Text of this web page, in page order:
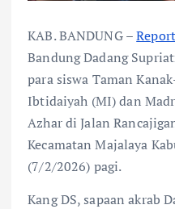
KAB. BANDUNG –
Bandung Dadang
para siswa Taman
Ibtidaiyah (MI) dan
Azhar di Jalan
Kecamatan Majalaya
(7/2/2026) pagi.
Kang DS, sapaan akrab